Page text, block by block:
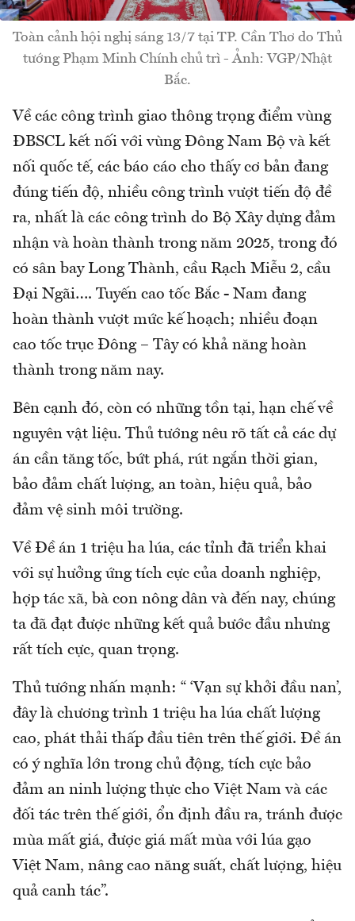
Toàn cảnh hội nghị sáng 13/7 tại TP. Cần Thơ do Thủ
tướng Phạm Minh Chính chủ trì - Ảnh: VGP/Nhật
Bắc.
Về các công trình giao thông trọng điểm vùng
ĐBSCL kết nối với vùng Đông Nam Bộ và kết
nối quốc tế, các báo cáo cho thấy cơ bản đang
đúng tiến độ, nhiều công trình vượt tiến độ đề
ra, nhất là các công trình do Bộ Xây dựng đảm
nhận và hoàn thành trong năm 2025, trong đó
có sân bay Long Thành, cầu Rạch Miễu 2, cầu
Đại Ngãi…. Tuyến cao tốc Bắc - Nam đang
hoàn thành vượt mức kế hoạch; nhiều đoạn
cao tốc trục Đông – Tây có khả năng hoàn
thành trong năm nay.
Bên cạnh đó, còn có những tồn tại, hạn chế về
nguyên vật liệu. Thủ tướng nêu rõ tất cả các dự
án cần tăng tốc, bứt phá, rút ngắn thời gian,
bảo đảm chất lượng, an toàn, hiệu quả, bảo
đảm vệ sinh môi trường.
Về Đề án 1 triệu ha lúa, các tỉnh đã triển khai
với sự hưởng ứng tích cực của doanh nghiệp,
hợp tác xã, bà con nông dân và đến nay, chúng
ta đã đạt được những kết quả bước đầu nhưng
rất tích cực, quan trọng.
Thủ tướng nhấn mạnh: “ ‘Vạn sự khởi đầu nan’,
đây là chương trình 1 triệu ha lúa chất lượng
cao, phát thải thấp đầu tiên trên thế giới. Đề án
có ý nghĩa lớn trong chủ động, tích cực bảo
đảm an ninh lượng thực cho Việt Nam và các
đối tác trên thế giới, ổn định đầu ra, tránh được
mùa mất giá, được giá mất mùa với lúa gạo
Việt Nam, nâng cao năng suất, chất lượng, hiệu
quả canh tác”.